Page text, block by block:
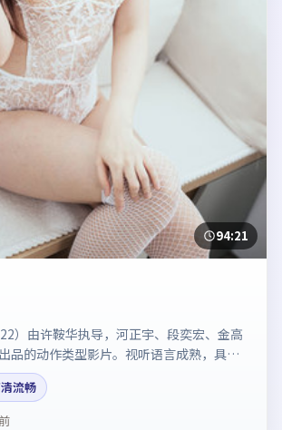
94:21
）由许鞍华执导，河正宇、段奕宏、金高
品的动作类型影片。视听语言成熟，具备
介与主创信息可供检索参考，上映日期以
流畅